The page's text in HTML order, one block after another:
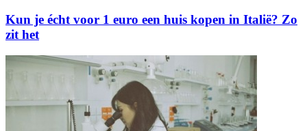
Kun je écht voor 1 euro een huis kopen in Italië? Zo
zit het